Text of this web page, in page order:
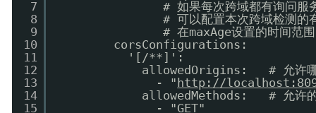
7
8
9
10
11
12
13
14
15
# 如果每次跨域都有询问服
# 可以配置本次跨域检测的
# 在maxAge设置的时间范
corsConfigurations:
'[/**]':
allowedOrigins:   # 允许哪
- " http://
allowedMethods:   # 允许
- "GET"